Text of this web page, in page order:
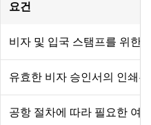
요건
비자 및 입국 스탬프를 위한
유효한 비자 승인서의 인쇄
공항 절차에 따라 필요한 여